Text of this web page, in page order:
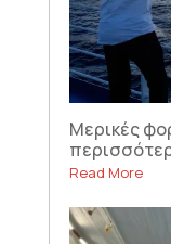
Μερικές
Read More